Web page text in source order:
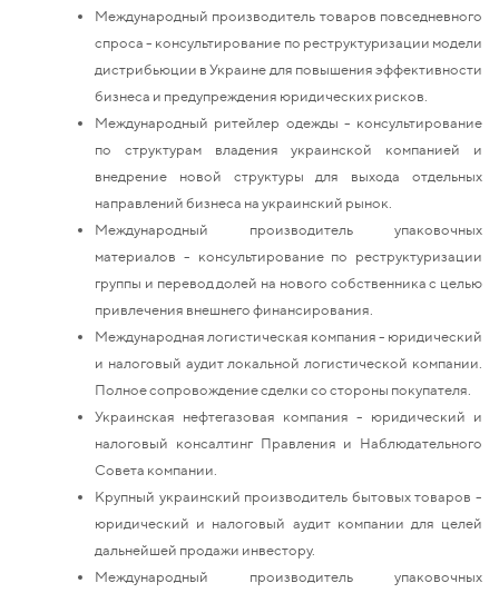
Международный производитель товаров повседневного
спроса - консультирование по реструктуризации модели
дистрибьюции в Украине для повышения эффективности
бизнеса и предупреждения юридических рисков.
Международный ритейлер одежды - консультирование
по структурам владения украинской компанией и
внедрение новой структуры для выхода отдельных
направлений бизнеса на украинский рынок.
Международный производитель упаковочных
материалов - консультирование по реструктуризации
группы и перевод долей на нового собственника с целью
привлечения внешнего финансирования.
Международная логистическая компания - юридический
и налоговый аудит локальной логистической компании.
Полное сопровождение сделки со стороны покупателя.
Украинская нефтегазовая компания - юридический и
налоговый консалтинг Правления и Наблюдательного
Совета компании.
Крупный украинский производитель бытовых товаров -
юридический и налоговый аудит компании для целей
дальнейшей продажи инвестору.
Международный производитель упаковочных